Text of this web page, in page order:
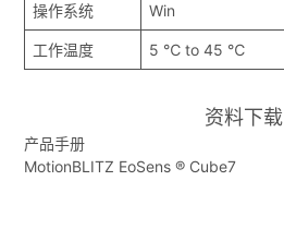
操作系统 Win
工作温度 5 ℃ to 45 ℃
资料下载
产品手册
MotionBLITZ EoSens ® Cube7